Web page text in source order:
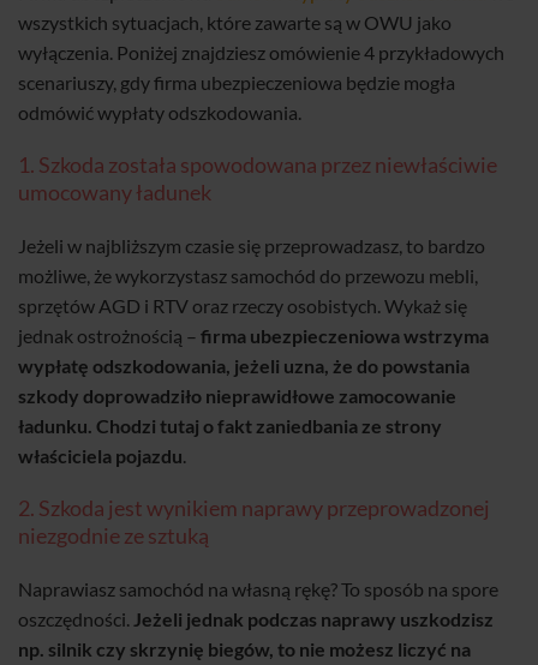
wszystkich sytuacjach, które zawarte są w OWU jako
wyłączenia. Poniżej znajdziesz omówienie 4 przykładowych
scenariuszy, gdy firma ubezpieczeniowa będzie mogła
odmówić wypłaty odszkodowania.
1. Szkoda została spowodowana przez niewłaściwie
umocowany ładunek
Jeżeli w najbliższym czasie się przeprowadzasz, to bardzo
możliwe, że wykorzystasz samochód do przewozu mebli,
sprzętów AGD i RTV oraz rzeczy osobistych. Wykaż się
jednak ostrożnością – firma ubezpieczeniowa wstrzyma
wypłatę odszkodowania, jeżeli uzna, że do powstania
szkody doprowadziło nieprawidłowe zamocowanie
ładunku. Chodzi tutaj o fakt zaniedbania ze strony
właściciela pojazdu.
2. Szkoda jest wynikiem naprawy przeprowadzonej
niezgodnie ze sztuką
Naprawiasz samochód na własną rękę? To sposób na spore
oszczędności. Jeżeli jednak podczas naprawy uszkodzisz
np. silnik czy skrzynię biegów, to nie możesz liczyć na